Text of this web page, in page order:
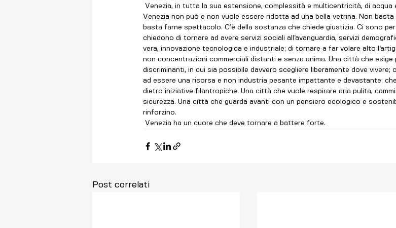
Venezia non può e non vuole essere ridotta ad una bella vetrina. Non
basta farne spettacolo. C’è della sostanza che chiede giustizia. Ci sono
chiedono di tornare ad avere servizi sociali all’avanguardia, servizi
vera, innovazione tecnologica e industriale; di tornare a far volare alto
non concentrazioni commerciali distanti e senza anima. Una città che
discriminanti, in cui sia possibile davvero scegliere liberamente dove
ad essere una risorsa e non industria pesante impattante e devastante;
dietro iniziative filantropiche. Una città che vuole respirare aria pulita,
sicurezza. Una città che guarda avanti con un pensiero ecologico e
rinforzino.
Venezia ha un cuore che deve tornare a battere forte.
Post correlati